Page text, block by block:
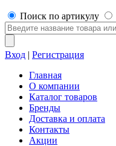
Поиск по артикулу
Вход | Регистрация
Главная
О компании
Каталог товаров
Бренды
Доставка и оплата
Контакты
Акции